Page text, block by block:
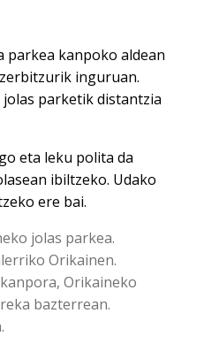
parkea kanpoko aldean
inguruan.
parketik distantzia
eta leku polita da
ibiltzeko. Udako
ere bai.
jolas parkea.
Orikainen.
Orikaineko
bazterrean.